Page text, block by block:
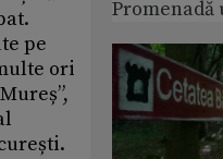
pe
ori
Promenadă